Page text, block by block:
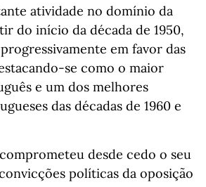
atividade no domínio da
do início da década de 1950,
em favor das
se como o maior
e um dos melhores
das décadas de 1960 e
desde cedo o seu
políticas da oposição